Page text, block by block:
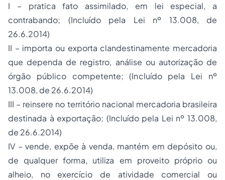
I – pratica fato assimilado, em lei especial, a
contrabando; (Incluído pela Lei nº 13.008, de
26.6.2014)
II – importa ou exporta clandestinamente mercadoria
que dependa de registro, análise ou autorização de
órgão público competente; (Incluído pela Lei nº
13.008, de 26.6.2014)
III – reinsere no território nacional mercadoria brasileira
destinada à exportação; (Incluído pela Lei nº 13.008,
de 26.6.2014)
IV – vende, expõe à venda, mantém em depósito ou,
de qualquer forma, utiliza em proveito próprio ou
alheio, no exercício de atividade comercial ou